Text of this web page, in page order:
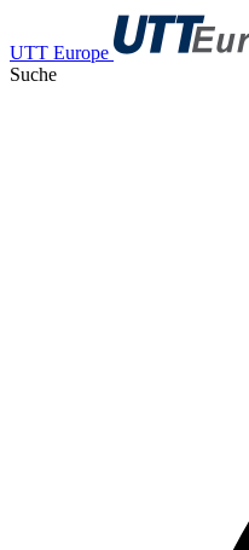
UTT Europe
Suche